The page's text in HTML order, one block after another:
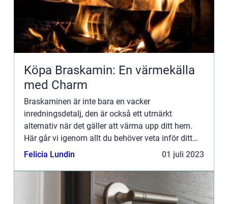
Köpa Braskamin: En värmekälla
med Charm
Braskaminen är inte bara en vacker
inredningsdetalj, den är också ett utmärkt
alternativ när det gäller att värma upp ditt hem.
Här går vi igenom allt du behöver veta inför ditt
val när du...
Felicia Lundin 01 juli 2023